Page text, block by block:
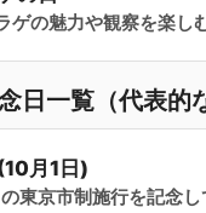
ゲの魅力や観察を楽し
日一覧（代表的
月1日)
東京市制施行を記念し